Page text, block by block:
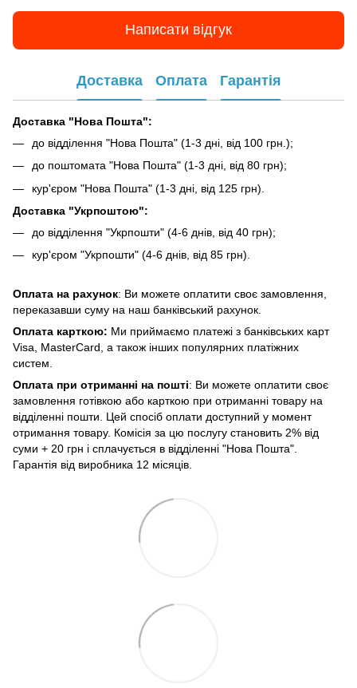
Написати відгук
Доставка Оплата Гарантія
Доставка "Нова Пошта":
до відділення "Нова Пошта" (1-3 дні, від 100 грн.);
до поштомата "Нова Пошта" (1-3 дні, від 80 грн);
кур'єром "Нова Пошта" (1-3 дні, від 125 грн).
Доставка "Укрпоштою":
до відділення "Укрпошти" (4-6 днів, від 40 грн);
кур'єром "Укрпошти" (4-6 днів, від 85 грн).
Оплата на рахунок: Ви можете оплатити своє замовлення,
переказавши суму на наш банківський рахунок.
Оплата карткою: Ми приймаємо платежі з банківських карт
Visa, MasterCard, а також інших популярних платіжних
систем.
Оплата при отриманні на пошті: Ви можете оплатити своє
замовлення готівкою або карткою при отриманні товару на
відділенні пошти. Цей спосіб оплати доступний у момент
отримання товару. Комісія за цю послугу становить 2% від
суми + 20 грн і сплачується в відділенні "Нова Пошта".
Гарантія від виробника 12 місяців.